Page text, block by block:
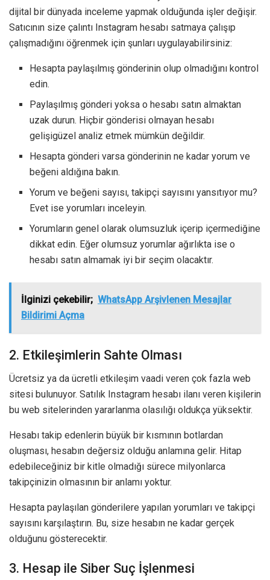
dijital bir dünyada inceleme yapmak olduğunda işler değişir.
Satıcının size çalıntı Instagram hesabı satmaya çalışıp
çalışmadığını öğrenmek için şunları uygulayabilirsiniz:
Hesapta paylaşılmış gönderinin olup olmadığını kontrol
edin.
Paylaşılmış gönderi yoksa o hesabı satın almaktan
uzak durun. Hiçbir gönderisi olmayan hesabı
gelişigüzel analiz etmek mümkün değildir.
Hesapta gönderi varsa gönderinin ne kadar yorum ve
beğeni aldığına bakın.
Yorum ve beğeni sayısı, takipçi sayısını yansıtıyor mu?
Evet ise yorumları inceleyin.
Yorumların genel olarak olumsuzluk içerip içermediğine
dikkat edin. Eğer olumsuz yorumlar ağırlıkta ise o
hesabı satın almamak iyi bir seçim olacaktır.
İlginizi çekebilir; WhatsApp Arşivlenen Mesajlar
Bildirimi Açma
2. Etkileşimlerin Sahte Olması
Ücretsiz ya da ücretli etkileşim vaadi veren çok fazla web
sitesi bulunuyor. Satılık Instagram hesabı ilanı veren kişilerin
bu web sitelerinden yararlanma olasılığı oldukça yüksektir.
Hesabı takip edenlerin büyük bir kısmının botlardan
oluşması, hesabın değersiz olduğu anlamına gelir. Hitap
edebileceğiniz bir kitle olmadığı sürece milyonlarca
takipçinizin olmasının bir anlamı yoktur.
Hesapta paylaşılan gönderilere yapılan yorumları ve takipçi
sayısını karşılaştırın. Bu, size hesabın ne kadar gerçek
olduğunu gösterecektir.
3. Hesap ile Siber Suç İşlenmesi